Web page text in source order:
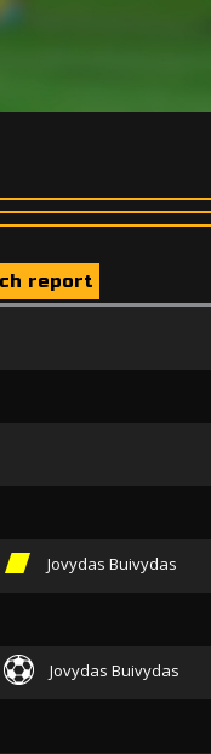
report
Jovydas Buivydas
Jovydas Buivydas